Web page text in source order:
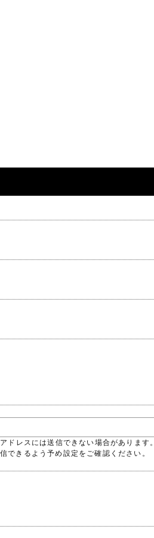
ドレスには送信できない場合があります。
きるよう予め設定をご確認ください。